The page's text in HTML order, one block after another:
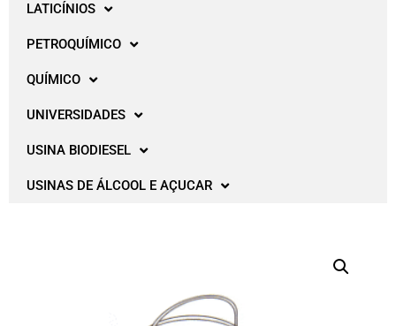
LATICÍNIOS
PETROQUÍMICO
QUÍMICO
UNIVERSIDADES
USINA BIODIESEL
USINAS DE ÁLCOOL E AÇUCAR